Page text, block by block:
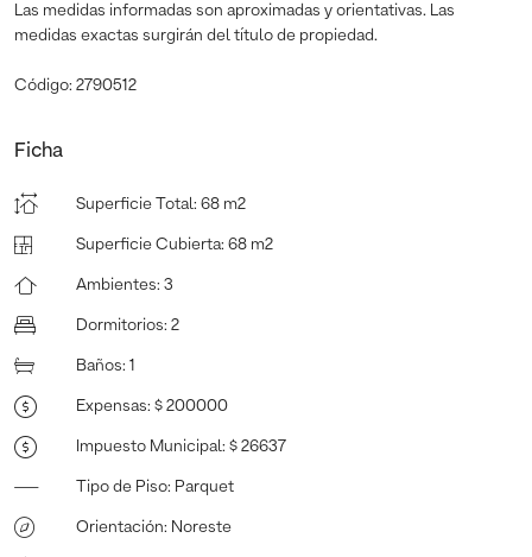
Las medidas informadas son aproximadas y orientativas. Las
medidas exactas surgirán del título de propiedad.
Código: 2790512
Ficha
Superficie Total : 68 m2
Superficie Cubierta: 68 m2
Ambientes: 3
Dormitorios: 2
Baños: 1
Expensas: $ 200000
Impuesto Municipal : $ 26637
Tipo de Piso: Parquet
Orientación: Noreste